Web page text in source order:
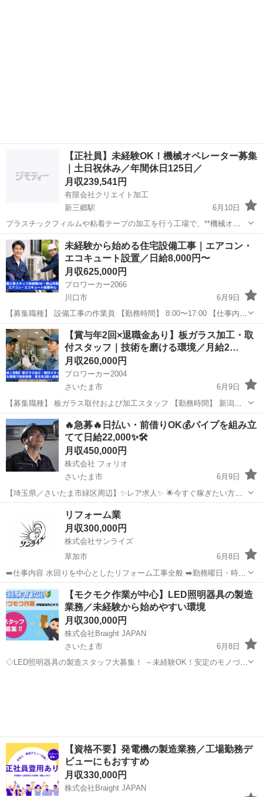
【正社員】未経験OK！機械オペレーター募集
｜土日祝休み／年間休日125日／
月収239,541円
有限会社クリエイト加工
新三郷駅
6月10日
プラスチックフィルムや粘着テープの加工を行う工場で、**機械オペ
レーター（正社員）**を募集しています！ 未経験歓迎◎ 安定した環境
で長く働きたい方におすすめです！ ■仕事内容 ・プラスチックフィル
ムのスリット、裁...
埼玉 三郷市 新三郷駅 その他
未経験から始める住宅設備工事｜エアコン・
エコキュート設置／日給8,000円〜
月収625,000円
プロワーカー2066
川口市
6月9日
【募集職種】 設備工事の作業員 【勤務時間】 8:00〜17:00 【仕事内
容】 一般住宅を中心とした設備工事を担当していただきます。 主な工
事内容は、エアコンやエコキュートなどの住宅設備の設置・交換作
業...
埼玉 川口市 その他 未経験
【賞与年2回×退職金あり】板ガラス加工・取
付スタッフ｜技術を磨ける環境／月給2…
月収260,000円
プロワーカー2004
さいたま市
6月9日
【募集職種】 板ガラス取付および加工スタッフ 【勤務時間】 新潟
8:30〜17:30 埼玉9:00～18:00 ※休憩90分 ※繁忙期（2〜4・8～10月）
は時間外労働あり（月平均20時間） 【仕事内容...
埼玉 さいたま市 その他 退職金
🔥急募🔥日払い・前借りOK💰パイプを組み立
てて日給22,000✨🛠️
月収450,000円
株式会社 フォリオ
さいたま市
6月9日
【埼玉県／さいたま市緑区周辺】✨レア求人✨ 🌟今すぐ稼ぎたい方、
集まれ！🌟 足場工事スタッフ募集｜未経験OK｜日払い相談可｜社宅
い」 そんな方に...
さいたま市 その他
リフォーム業
月収300,000円
株式会社サンライズ
草加市
6月8日
➡️仕事内容 水回りを中心としたリフォーム工事全般 ➡️勤務曜日・時間
月曜日〜土曜日 8時〜17時 ➡️休日休暇 日曜日・祝日・G W・夏季・年
末年始 ➡️こだわり条件！ ★経験者優遇★ 給料要相談 ★...
埼玉 草加市 その他 給料
【モクモク作業が中心】LED照明器具の製造
業務／未経験から始めやすい環境
月収300,000円
株式会社Braight JAPAN
さいたま市
6月8日
◇LED照明器具の製造スタッフ大募集！ ～未経験OK！安定のモノづく
【資格不要】発電機の製造業務／工場勤務デ
ビューにもおすすめ
月収330,000円
株式会社Braight JAPAN